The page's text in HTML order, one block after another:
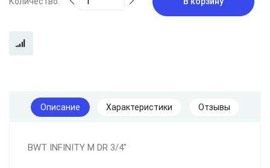
Описание Характеристики Отзывы
BWT INFINITY M DR 3/4"